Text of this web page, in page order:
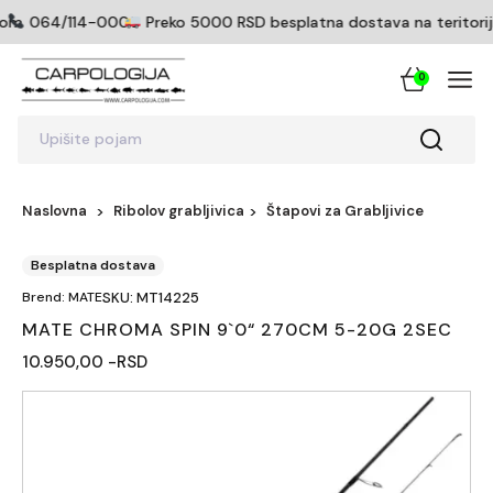
064/114-0005Preko 5000 RSD besplatna dostava na teritoriji
Upišite pojam
0
Naslovna Ribolov grabljivica Štapovi za Grabljivice
Besplatna dostava
Brend: MATESKU: MT14225
MATE CHROMA SPIN 9`0“ 270CM 5-20G 2SEC
10.950,00 -RSD